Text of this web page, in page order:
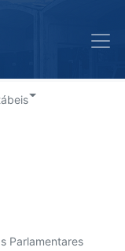
Parlamentares